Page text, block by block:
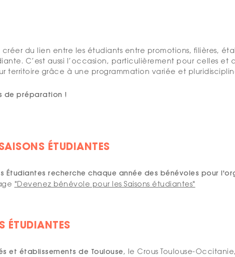
du lien entre les étudiants entre promotions, filières,
C’est aussi l’occasion, particulièrement pour celles et
territoire grâce à une programmation variée et
de préparation !
ÉTUDIANTES
Étudiantes recherche chaque année des bénévoles pour
"Devenez bénévole pour les Saisons étudiantes"
ÉTUDIANTES
et établissements de Toulouse, le Crous Toulouse-